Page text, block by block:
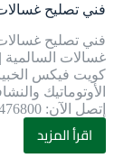
فني تصليح غسالات
فني تصليح
كويت فيكس
الأوتوماتيك
إتصل الآن: 50476800 📍 ارسل لوكيشن…
اقرأ المزيد